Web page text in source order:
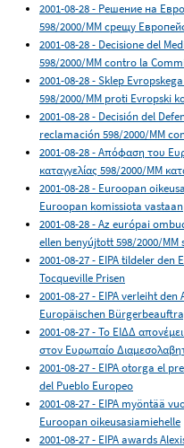
2001-08-28 - Решение на
598/2000/MM срещу
2001-08-28 - Decisione del
598/2000/MM contro la
2001-08-28 - Sklep
598/2000/MM proti Evropski
2001-08-28 - Decisión del
reclamación 598/2000/MM
2001-08-28 - Απόφαση του
καταγγελίας 598/2000/MM
2001-08-28 - Euroopan
Euroopan komissiota vastaan
2001-08-28 - Az európai
ellen benyújtott 598/2000/MM
2001-08-27 - EIPA tildeler
Tocqueville Prisen
2001-08-27 - EIPA verleiht
Europäischen
2001-08-27 - Το ΕΙΔΔ
στον Ευρωπαίο
2001-08-27 - EIPA otorga el
del Pueblo Europeo
2001-08-27 - EIPA myöntää
Euroopan oikeusasiamiehelle
2001-08-27 - EIPA awards